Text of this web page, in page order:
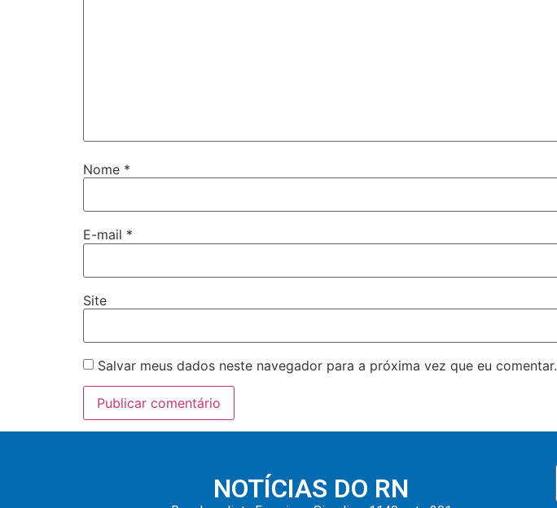
Nome *
E-mail *
Site
Salvar meus dados neste navegador para a próxima vez que eu comentar.
NOTÍCIAS DO RN